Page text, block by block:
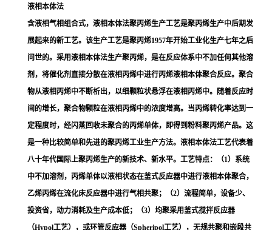
液相本体法
含液相气相组合式，液相本体法聚丙烯生产工艺是聚丙烯生产中后期发
展起来的新工艺。该生产工艺是聚丙烯1957年开始工业化生产七年之后
问世的。采用液相本体法生产聚丙烯，是在反应体系中不加任何其他溶
剂，将催化剂直接分散在液相丙烯中进行丙烯液相本体聚合反应。聚合
物从液相丙烯中不断析出，以细颗粒状悬浮在液相丙烯中。随着反应时
间的增长，聚合物颗粒在液相丙烯中的浓度增高。当丙烯转化率达到一
定程度时，经闪蒸回收未聚合的丙烯单体，即得到粉料聚丙烯产品。这
是一种比较简单和先进的聚丙烯工业生产方法。液相本体法工艺代表着
八十年代国际上聚丙烯生产的新技术、新水平。工艺特点：（1）系统
中不加溶剂，丙烯单体以液相状态在釜式反应器中进行液相本体聚合，
乙烯丙烯在流化床反应器中进行气相共聚；（2）流程简单，设备少、
投资省，动力消耗及生产成本低；（3）均聚采用釜式搅拌反应器
（Hypol工艺），或环管反应器（Spheripol工艺），无规共聚和嵌段共